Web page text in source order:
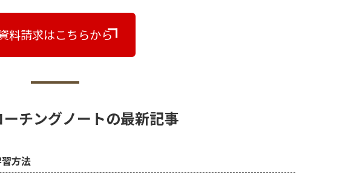
料請求はこちらから
チングノートの最新記事
方法